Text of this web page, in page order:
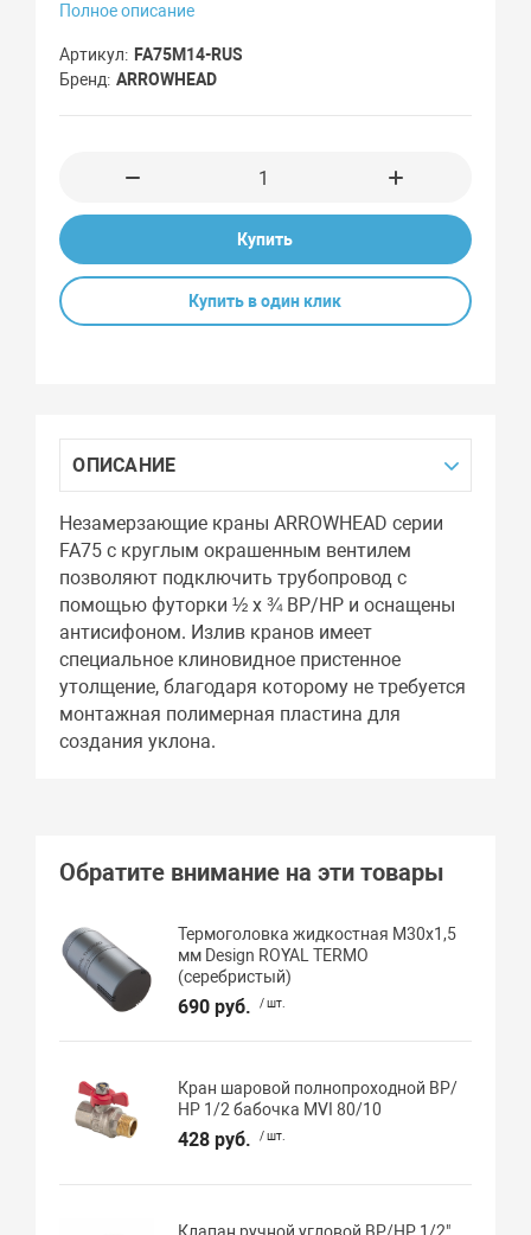
Полное описание
Артикул
FA75M14-RUS
Бренд ARROWHEAD
Купить
Купить в один клик
ОПИСАНИЕ
Незамерзающие краны ARROWHEAD серии
FA75 с круглым окрашенным вентилем
позволяют подключить трубопровод с
помощью футорки ½ х ¾ ВР/НР и оснащены
антисифоном. Излив кранов имеет
специальное клиновидное пристенное
утолщение, благодаря которому не требуется
монтажная полимерная пластина для
создания уклона.
Обратите внимание на эти товары
Термоголовка жидкостная М30х1,5
мм Design ROYAL TERMO
(серебристый)
690 руб. / шт.
Кран шаровой полнопроходной ВР/
НР 1/2 бабочка MVI 80/10
428 руб. / шт.